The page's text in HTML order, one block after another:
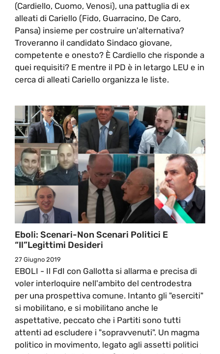
(Cardiello, Cuomo, Venosi), una pattuglia di ex
alleati di Cariello (Fido, Guarracino, De Caro,
Pansa) insieme per costruire un'alternativa?
Troveranno il candidato Sindaco giovane,
competente e onesto? È Cardiello che risponde a
quei requisiti? E mentre il PD è in letargo LEU e in
cerca di alleati Cariello organizza le liste.
Eboli: Scenari-Non Scenari Politici E
“il”legittimi Desideri
27 Giugno 2019
EBOLI - Il FdI con Gallotta si allarma e precisa di
voler interloquire nell'ambito del centrodestra
per una prospettiva comune. Intanto gli "eserciti"
si mobilitano, e si mobilitano anche le
aspettative, peccato che i Partiti sono tutti
attenti ad escludere i "sopravvenuti". Un magma
politico in movimento, legato agli assetti politici